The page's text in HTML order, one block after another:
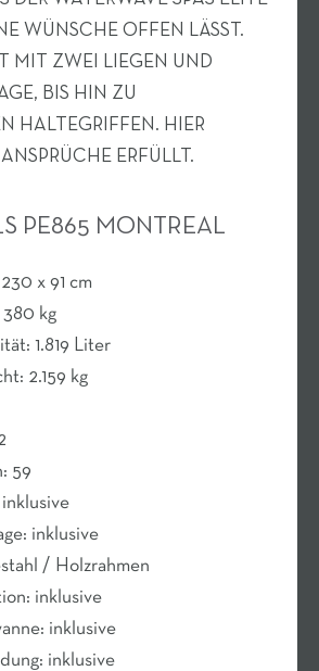
WÜNSCHE OFFEN LÄSST.
MIT ZWEI LIEGEN UND
BIS HIN ZU
HALTEGRIFFEN. HIER
ERFÜLLT.
PE865 MONTREAL
x 91 cm
380 kg
1.819 Liter
2.159 kg
59
inklusive
inklusive
/ Holzrahmen
inklusive
inklusive
inklusive